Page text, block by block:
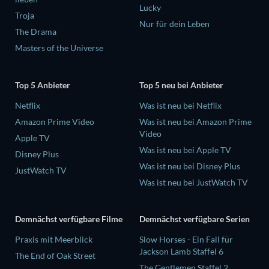
Troja
The Drama
Masters of the Universe
Lucky
Nur für dein Leben
Top 5 Anbieter
Netflix
Amazon Prime Video
Apple TV
Disney Plus
JustWatch TV
Top 5 neu bei Anbieter
Was ist neu bei Netflix
Was ist neu bei Amazon Prime
Video
Was ist neu bei Apple TV
Was ist neu bei Disney Plus
Was ist neu bei JustWatch TV
Demnächst verfügbare Filme
Praxis mit Meerblick
The End of Oak Street
Demnächst verfügbare Serien
Slow Horses - Ein Fall für
Jackson Lamb Staffel 6